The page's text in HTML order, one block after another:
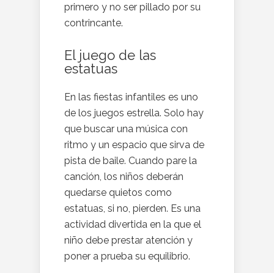
primero y no ser pillado por su
contrincante.
El juego de las
estatuas
En las fiestas infantiles es uno
de los juegos estrella. Solo hay
que buscar una música con
ritmo y un espacio que sirva de
pista de baile. Cuando pare la
canción, los niños deberán
quedarse quietos como
estatuas, si no, pierden. Es una
actividad divertida en la que el
niño debe prestar atención y
poner a prueba su equilibrio.